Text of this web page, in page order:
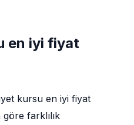
en iyi fiyat
kursu en iyi fiyat
farklılık